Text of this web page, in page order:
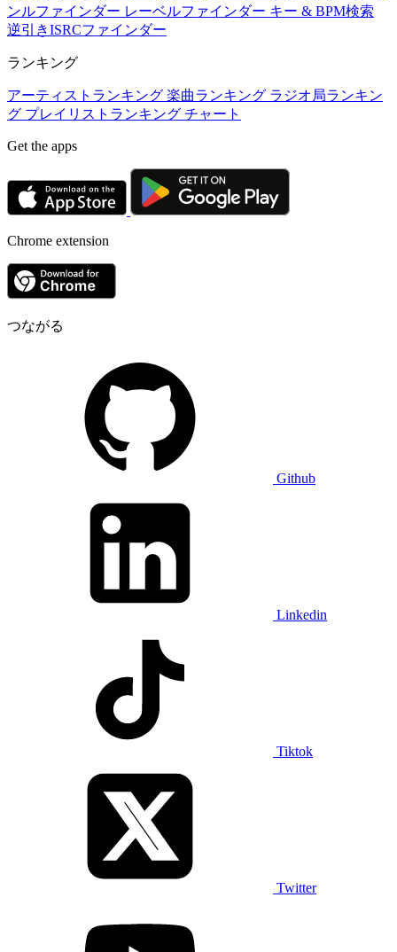
ンルファインダー レーベルファインダー キー & BPM検索
逆引きISRCファインダー
ランキング
アーティストランキング 楽曲ランキング ラジオ局ランキン
グ プレイリストランキング チャート
Get the apps
Chrome extension
つながる
Github
Linkedin
Tiktok
Twitter